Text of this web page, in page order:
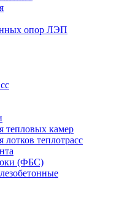
опор ЛЭП
тепловых камер
теплотрасс
(ФБС)